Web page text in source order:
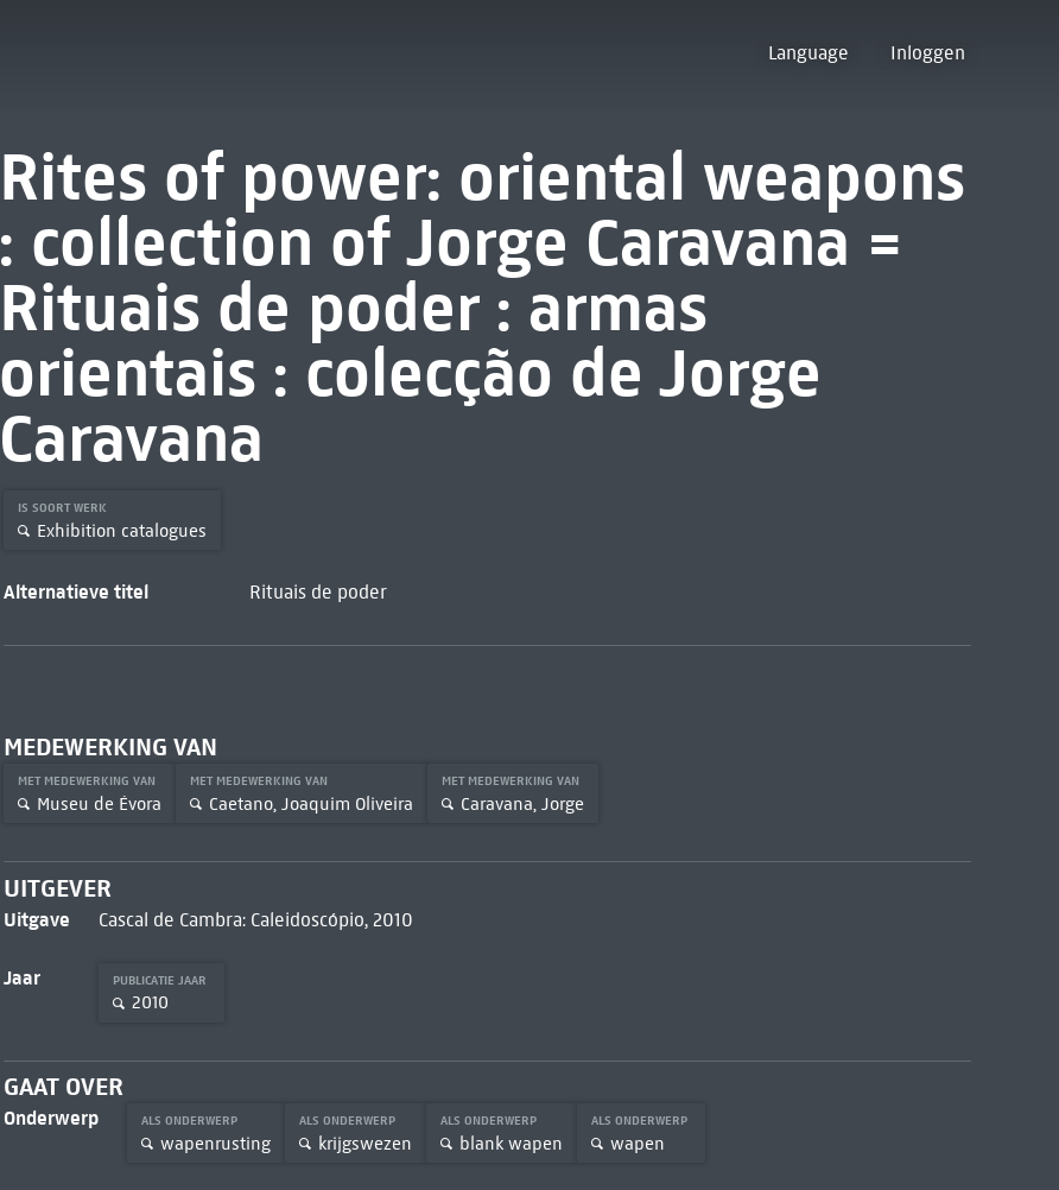
Language Inloggen
Rites of power: oriental weapons
: collection of Jorge Caravana =
Rituais de poder : armas
orientais : colecção de Jorge
Caravana
IS SOORT WERK
Exhibition catalogues
Alternatieve titel Rituais de poder
MEDEWERKING VAN
MET MEDEWERKING VAN
Museu de Évora
MET MEDEWERKING VAN
Caetano, Joaquim Oliveira
MET MEDEWERKING VAN
Caravana, Jorge
UITGEVER
Uitgave Cascal de Cambra: Caleidoscópio, 2010
Jaar PUBLICATIE JAAR
2010
GAAT OVER
Onderwerp ALS ONDERWERP
wapenrusting
ALS ONDERWERP
krijgswezen
ALS ONDERWERP
blank wapen
ALS ONDERWERP
wapen